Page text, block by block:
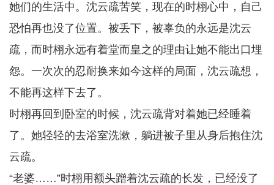
她们的生活中。沈云疏苦笑，现在的时栩心中，自己
恐怕再也没了位置。被丢下，被辜负的永远是沈云
疏，而时栩永远有着堂而皇之的理由让她不能出口埋
怨。一次次的忍耐换来如今这样的局面，沈云疏想，
不能再这样下去了。
时栩再回到卧室的时候，沈云疏背对着她已经睡着
了。她轻轻的去浴室洗漱，躺进被子里从身后抱住沈
云疏。
“老婆……”时栩用额头蹭着沈云疏的长发，已经没了